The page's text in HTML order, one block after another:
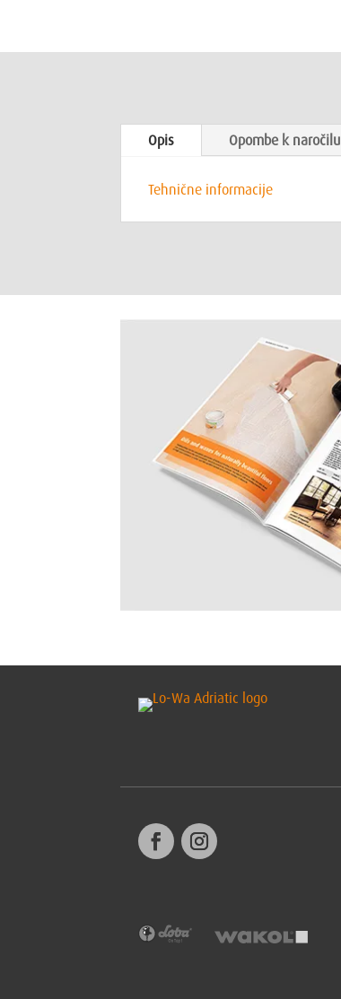
Opis Opombe k naročilu
Tehnične informacije